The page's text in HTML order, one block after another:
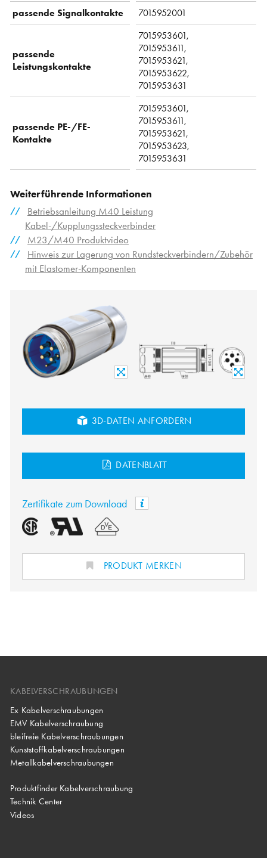
passende Signalkontakte 7015952001
passende
Leistungskontakte
7015953601,
7015953611,
7015953621,
7015953622,
7015953631
passende PE-/FE-
Kontakte
7015953601,
7015953611,
7015953621,
7015953623,
7015953631
Weiterführende Informationen
Betriebsanleitung M40 Leistung
Kabel-/Kupplungssteckverbinder
M23/M40 Produktvideo
Hinweis zur Lagerung von Rundsteckverbindern/Zubehör
mit Elastomer-Komponenten
3D-DATEN ANFORDERN
DATENBLATT
Zertifikate zum Download
PRODUKT MERKEN
KABELVERSCHRAUBUNGEN
Ex Kabelverschraubungen
EMV Kabelverschraubung
bleifreie Kabelverschraubungen
Kunststoffkabelverschraubungen
Metallkabelverschraubungen
Produktfinder Kabelverschraubung
Technik Center
Videos